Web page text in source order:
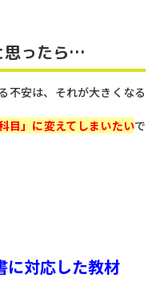
思ったら…
不安は、それが大きくなる
目」に変えてしまいたいで
に対応した教材